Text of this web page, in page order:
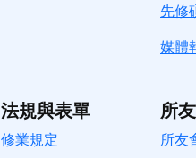
先修
媒體
法規與表單
修業規定
所
所友